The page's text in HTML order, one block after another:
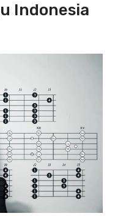
Indonesia